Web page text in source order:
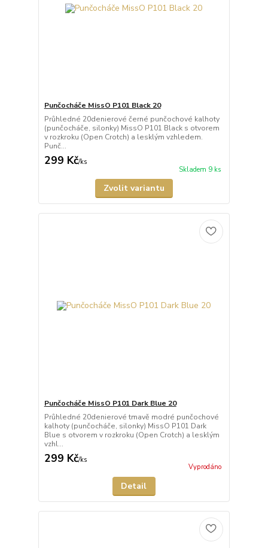
Punčocháče MissO P101 Black 20
Průhledné 20denierové černé punčochové kalhoty
(punčocháče, silonky) MissO P101 Black s otvorem
v rozkroku (Open Crotch) a lesklým vzhledem.
Punč...
299 Kč/ks
Skladem 9 ks
Zvolit variantu
Punčocháče MissO P101 Dark Blue 20
Průhledné 20denierové tmavě modré punčochové
kalhoty (punčocháče, silonky) MissO P101 Dark
Blue s otvorem v rozkroku (Open Crotch) a lesklým
vzhl...
299 Kč/ks
Vyprodáno
Detail